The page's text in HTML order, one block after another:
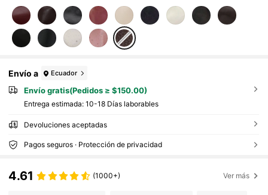
ajo/escuela/viaje/compras/negocios, adecua
do para uso diario
Envío a Ecuador
Envío gratis(Pedidos ≥ $150.00)
Entrega estimada: 10-18 Días laborables
Devoluciones aceptadas
Pagos seguros · Protección de privacidad
4.61 (1000+) Ver más